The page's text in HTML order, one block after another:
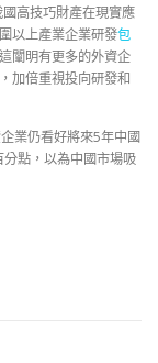
高技巧財產在現實應
以上產業企業研發包
闡明有更多的外資企
加倍重視投向研發和
業仍看好將來5年中國
點，以為中國市場吸